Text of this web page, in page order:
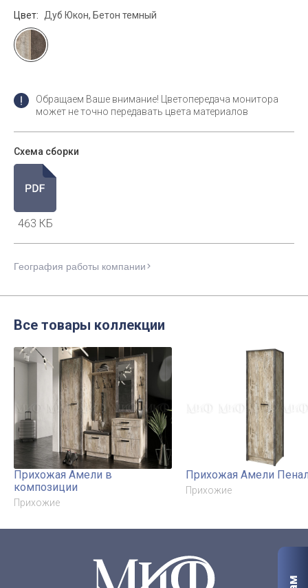
Цвет: Дуб Юкон, Бетон темный
Обращаем Ваше внимание! Цветопередача монитора
может не точно передавать цвета материалов
Схема сборки
463 КБ
География работы компании
Все товары коллекции
Прихожая Амели в
композиции
Прихожие
Прихожая Амели
Прихожие